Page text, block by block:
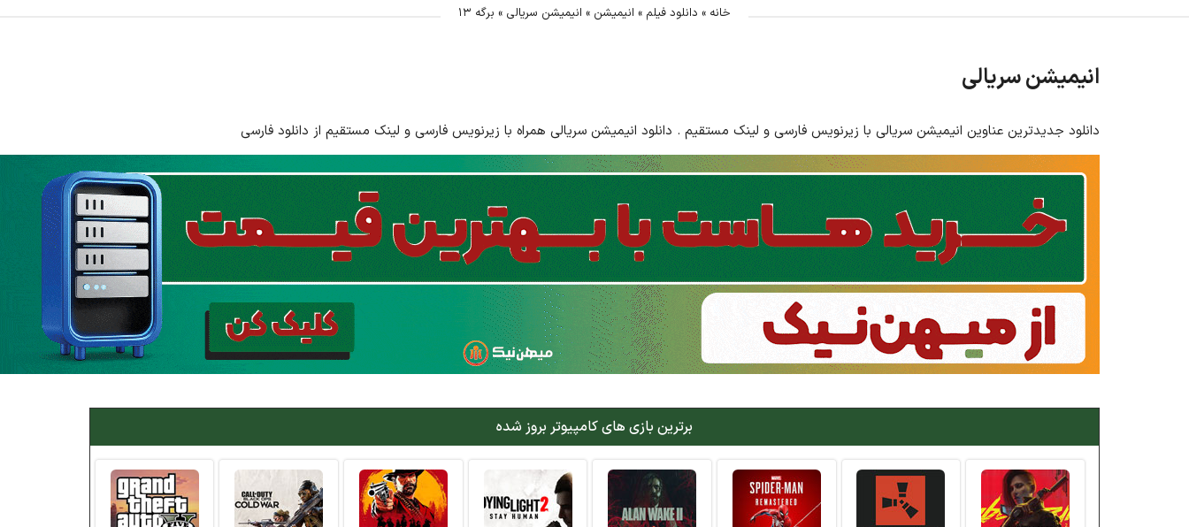
خانه » دانلود فیلم » انیمیشن » انیمیشن سریالی » برگه ۱۳
انیمیشن سریالی
دانلود جدیدترین عناوین انیمیشن سریالی با زیرنویس فارسی و لینک مستقیم . دانلود انیمیشن سریالی همراه با زیرنویس فارسی و لینک مستقیم از دانلود فارسی
برترین بازی های کامپیوتر بروز شده